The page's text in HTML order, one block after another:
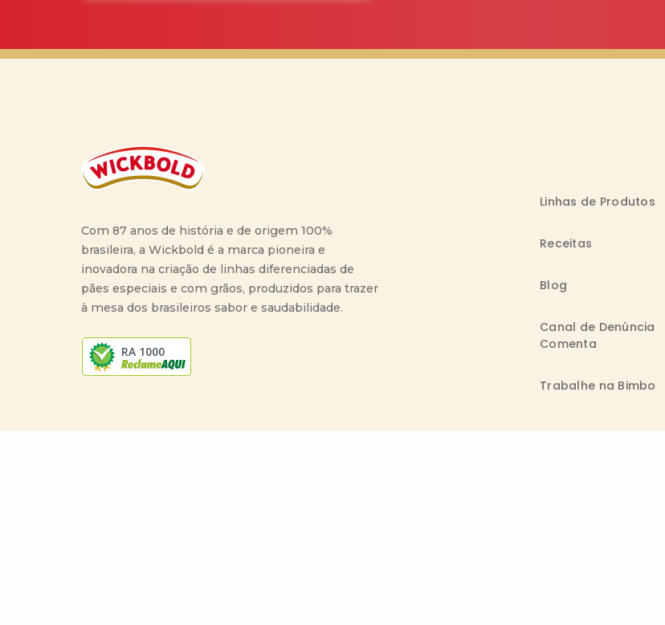
Com 87 anos de história e de origem 100%
brasileira, a Wickbold é a marca pioneira e
inovadora na criação de linhas diferenciadas de
pães especiais e com grãos, produzidos para trazer
à mesa dos brasileiros sabor e saudabilidade.
RA 1000
Linhas de Produtos
Receitas
Blog
Canal de Denúncia
Comenta
Trabalhe na Bimbo